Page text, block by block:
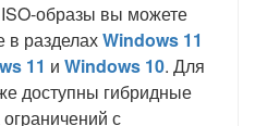
образы вы можете
в разделахWindows 11
11 и Windows 10. Для
доступны гибридные
с